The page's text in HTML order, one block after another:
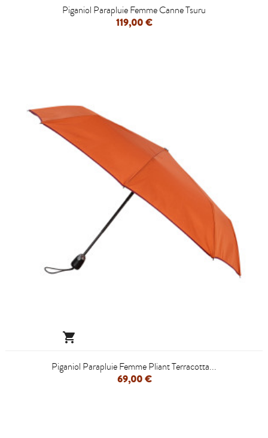
Piganiol Parapluie Femme Canne Tsuru
119,00 €

Piganiol Parapluie Femme Pliant Terracotta...
69,00 €